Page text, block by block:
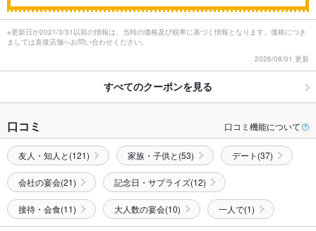
※更新日が2021/3/31以前の情報は、当時の価格及び税率に基づく情報となります。価格につき
ましては直接店舗へお問い合わせください。
2026/08/01 更新
すべてのクーポンを見る
口コミ 口コミ機能について
友人・知人と(121) 家族・子供と(53) デート(37)
会社の宴会(21) 記念日・サプライズ(12)
接待・会食(11) 大人数の宴会(10) 一人で(1)